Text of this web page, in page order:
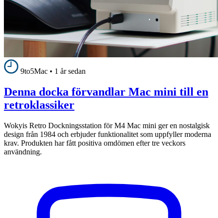
9to5Mac • 1 år sedan
Denna docka förvandlar Mac mini till en
retroklassiker
Wokyis Retro Dockningsstation för M4 Mac mini ger en nostalgisk
design från 1984 och erbjuder funktionalitet som uppfyller moderna
krav. Produkten har fått positiva omdömen efter tre veckors
användning.